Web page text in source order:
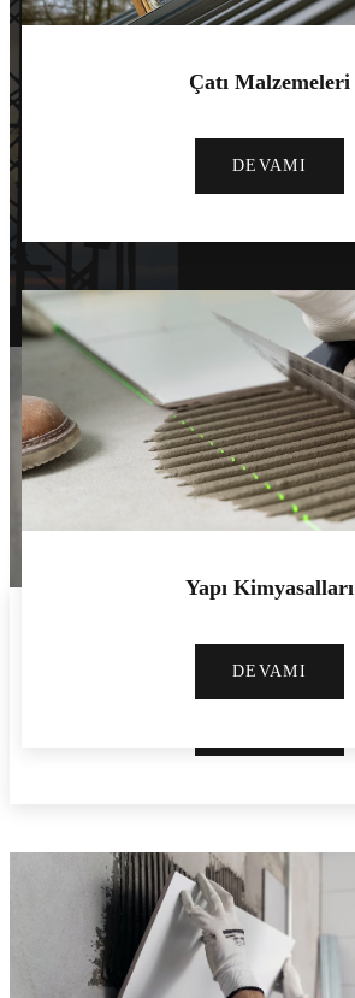
Çatı Malzemeleri
DEVAMI
Yapı Kimyasalları
DEVAMI
Çimento